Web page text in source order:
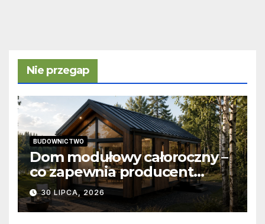
Nie przegap
BUDOWNICTWO
Dom modułowy całoroczny –
co zapewnia producent
domów modułowych?
30 LIPCA, 2026